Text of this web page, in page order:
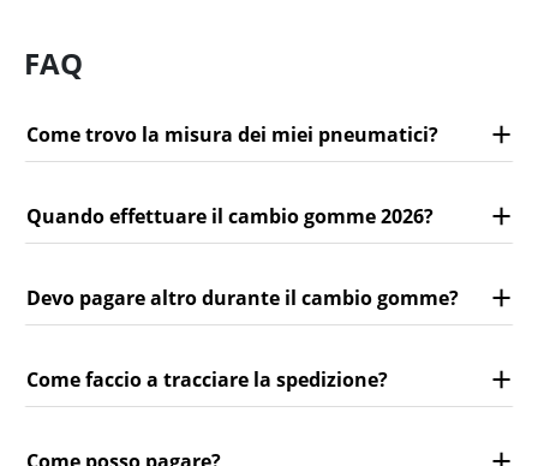
FAQ
Come trovo la misura dei miei pneumatici?
Quando effettuare il cambio gomme 2026?
Devo pagare altro durante il cambio gomme?
Come faccio a tracciare la spedizione?